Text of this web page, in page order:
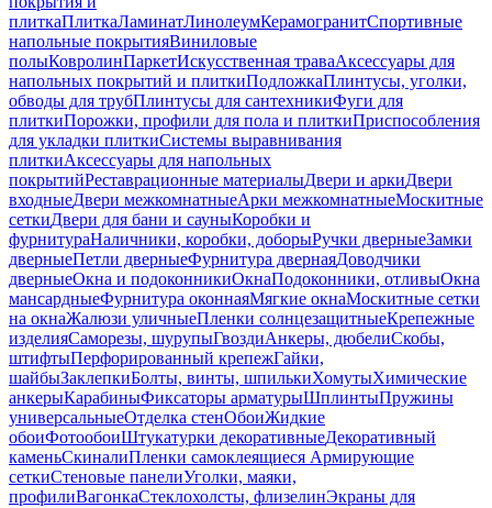
плиткаПлиткаЛаминатЛинолеумКерамогранитСпортивные
напольные покрытияВиниловые
полыКовролинПаркетИскусственная траваАксессуары для
напольных покрытий и плиткиПодложкаПлинтусы, уголки,
обводы для трубПлинтусы для сантехникиФуги для
плиткиПорожки, профили для пола и плиткиПриспособления
для укладки плиткиСистемы выравнивания
плиткиАксессуары для напольных
покрытийРеставрационные материалыДвери и аркиДвери
входныеДвери межкомнатныеАрки межкомнатныеМоскитные
сеткиДвери для бани и сауныКоробки и
фурнитураНаличники, коробки, доборыРучки дверныеЗамки
дверныеПетли дверныеФурнитура двернаяДоводчики
дверныеОкна и подоконникиОкнаПодоконники, отливыОкна
мансардныеФурнитура оконнаяМягкие окнаМоскитные сетки
на окнаЖалюзи уличныеПленки солнцезащитныеКрепежные
изделияСаморезы, шурупыГвоздиАнкеры, дюбелиСкобы,
штифтыПерфорированный крепежГайки,
шайбыЗаклепкиБолты, винты, шпилькиХомутыХимические
анкерыКарабиныФиксаторы арматурыШплинтыПружины
универсальныеОтделка стенОбоиЖидкие
обоиФотообоиШтукатурки декоративныеДекоративный
каменьСкиналиПленки самоклеящиеся Армирующие
сеткиСтеновые панелиУголки, маяки,
профилиВагонкаСтеклохолсты, флизелинЭкраны для